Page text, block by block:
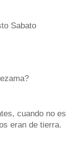
Sabato
cuando no
eran de tierra.